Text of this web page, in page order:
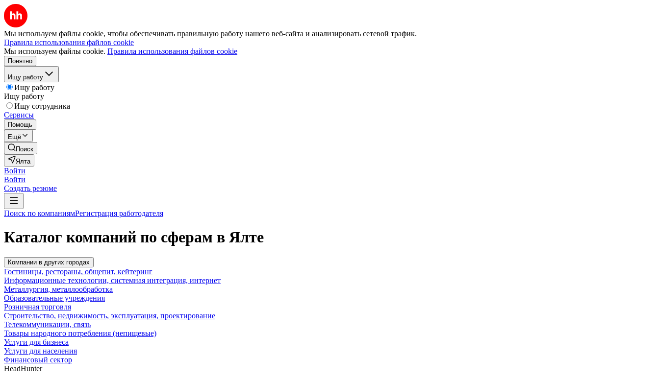
Мы используем файлы cookie, чтобы обеспечивать правильную работу нашего веб-сайта и анализировать сетевой трафик.
Правила использования файлов cookie
Мы используем файлы cookie. Правила использования файлов cookie
Понятно
Ищу работу
Ищу работу
Ищу работу
Ищу сотрудника
Сервисы
Помощь
Ещё
Поиск
Ялта
Войти
Войти
Создать резюме
Поиск по компаниямРегистрация работодателя
Каталог компаний по сферам в Ялте
Компании в других городах
Гостиницы, рестораны, общепит, кейтеринг
Информационные технологии, системная интеграция, интернет
Металлургия, металлообработка
Образовательные учреждения
Розничная торговля
Строительство, недвижимость, эксплуатация, проектирование
Телекоммуникации, связь
Товары народного потребления (непищевые)
Услуги для бизнеса
Услуги для населения
Финансовый сектор
HeadHunter